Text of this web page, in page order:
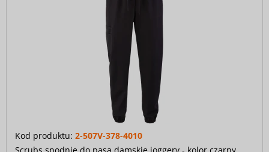
Kod produktu: 2-507V-378-4010
Scrubs spodnie do pasa damskie joggery - kolor czarny